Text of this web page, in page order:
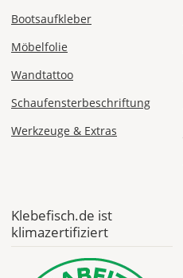
Mo., 10.08. -
Di., 11.08.
ab 24,98
ab 9,99 EUR*
Abhängig
vom
Bestellwert:
Bootsaufkleber
Möbelfolie
Wandtattoo
Schaufensterbeschriftung
Werkzeuge & Extras
Klebefisch.de ist
klimazertifiziert